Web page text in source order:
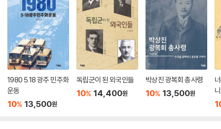
1980 5.18 광주 민주화
운동
10% 13,500원
독립군이 된 외국인들
10% 14,400원
박상진 광복회 총사령
10% 13,500원